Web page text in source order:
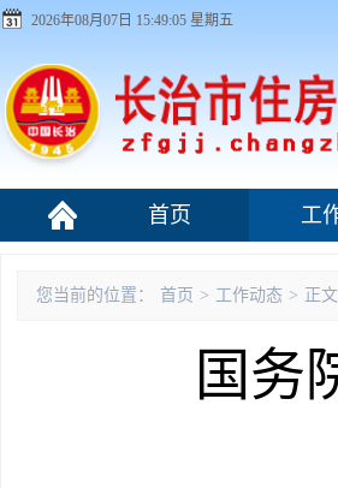
2026年08月07日 15:49:06 星期五
首页 工
您当前的位置： 首页 > 工作动态 > 正
国务